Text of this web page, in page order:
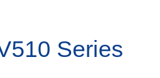
Series